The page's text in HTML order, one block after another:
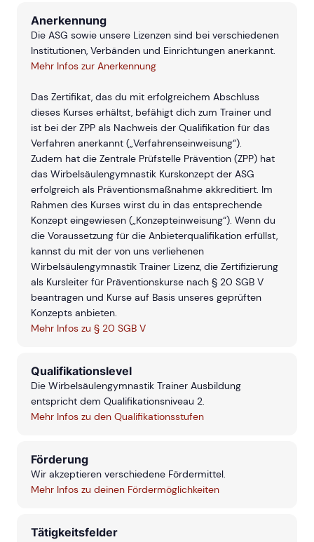
Anerkennung
Die ASG sowie unsere Lizenzen sind bei verschiedenen
Institutionen, Verbänden und Einrichtungen anerkannt.
Mehr Infos zur Anerkennung
Das Zertifikat, das du mit erfolgreichem Abschluss
dieses Kurses erhältst, befähigt dich zum Trainer und
ist bei der ZPP als Nachweis der Qualifikation für das
Verfahren anerkannt („Verfahrenseinweisung“).
Zudem hat die Zentrale Prüfstelle Prävention (ZPP) hat
das Wirbelsäulengymnastik Kurskonzept der ASG
erfolgreich als Präventionsmaßnahme akkreditiert. Im
Rahmen des Kurses wirst du in das entsprechende
Konzept eingewiesen („Konzepteinweisung“). Wenn du
die Voraussetzung für die Anbieterqualifikation erfüllst,
kannst du mit der von uns verliehenen
Wirbelsäulengymnastik Trainer Lizenz, die Zertifizierung
als Kursleiter für Präventionskurse nach § 20 SGB V
beantragen und Kurse auf Basis unseres geprüften
Konzepts anbieten.
Mehr Infos zu § 20 SGB V
Qualifikationslevel
Die Wirbelsäulengymnastik Trainer Ausbildung
entspricht dem Qualifikationsniveau 2.
Mehr Infos zu den Qualifikationsstufen
Förderung
Wir akzeptieren verschiedene Fördermittel.
Mehr Infos zu deinen Fördermöglichkeiten
Tätigkeitsfelder